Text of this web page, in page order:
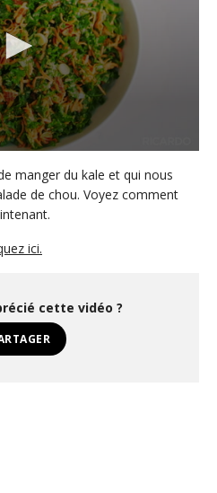
manger du kale et qui nous
de chou. Voyez comment
ici.
cette vidéo ?